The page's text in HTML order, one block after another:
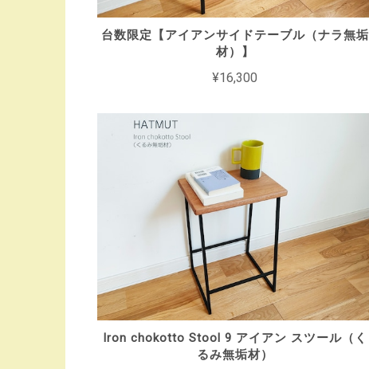
台数限定【アイアンサイドテーブル（ナラ無垢
材）】
¥16,300
Iron chokotto Stool 9 アイアン スツール（く
るみ無垢材）